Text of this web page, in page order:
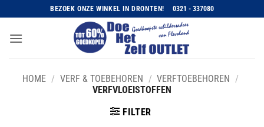
naar
inhoud
BEZOEK ONZE WINKEL IN DRONTEN! 0321 - 337080
HOME / VERF & TOEBEHOREN / VERFTOEBEHOREN /
VERFVLOEISTOFFEN
FILTER